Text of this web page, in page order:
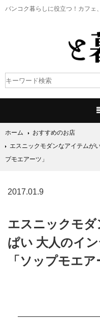
バンコク暮らしに役立つ！ カフェ
ホーム
おすすめのお店
エスニックモダンなアイテムが
プモエアーツ」
2017.01.9
エスニックモ
ぱい 大人のイ
「ソップモエア